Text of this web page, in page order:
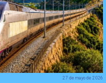
27 de mayo de 2026